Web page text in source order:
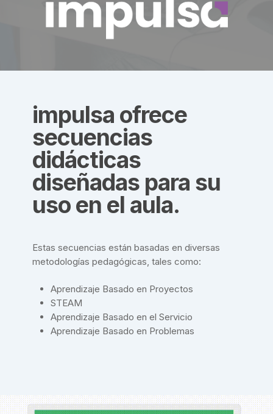
impulsa ofrece
secuencias
didácticas
diseñadas para su
uso en el aula.
Estas secuencias están basadas en diversas
metodologías pedagógicas, tales como:
Aprendizaje Basado en Proyectos
STEAM
Aprendizaje Basado en el Servicio
Aprendizaje Basado en Problemas